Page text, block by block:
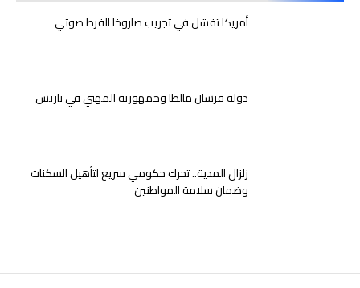
أمريكا تفشل في تجريب صاروخا الفرط صوتي
دولة فرسان مالطا وجمهورية المهني في باريس
زلزال المدية.. تحرك حكومي سريع لتأهيل السكنات
وضمان سلامة المواطنين